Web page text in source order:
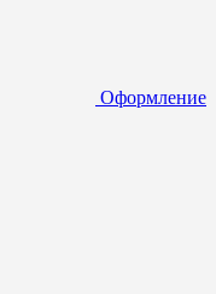
Оформление